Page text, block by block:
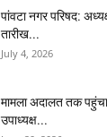
पांवटा नगर परिषद:
तारीख...
July 4, 2026
मामला अदालत तक
उपाध्यक्ष...